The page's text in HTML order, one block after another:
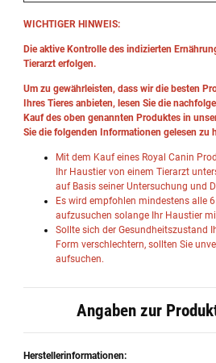
WICHTIGER HINWEIS:
Die aktive Kontrolle des indizierten
Tierarzt erfolgen.
Um zu gewährleisten, dass wir die besten
Ihres Tieres anbieten, lesen Sie die
Kauf des oben genannten Produktes in
Sie die folgenden Informationen gelesen zu
Mit dem Kauf eines Royal Canin
Ihr Haustier von einem Tierarzt
auf Basis seiner Untersuchung und
Es wird empfohlen mindestens alle
aufzusuchen solange Ihr Haustier
Sollte sich der Gesundheitszustand
Form verschlechtern, sollten Sie
aufsuchen.
Angaben zur
Herstellerinformationen: